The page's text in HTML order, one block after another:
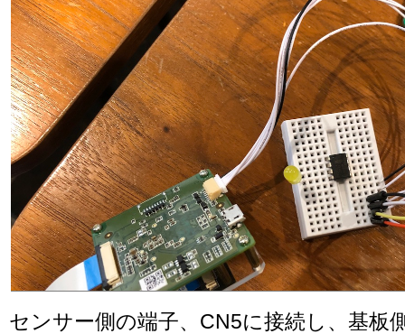
センサー側の端子、CN5に接続し、基板